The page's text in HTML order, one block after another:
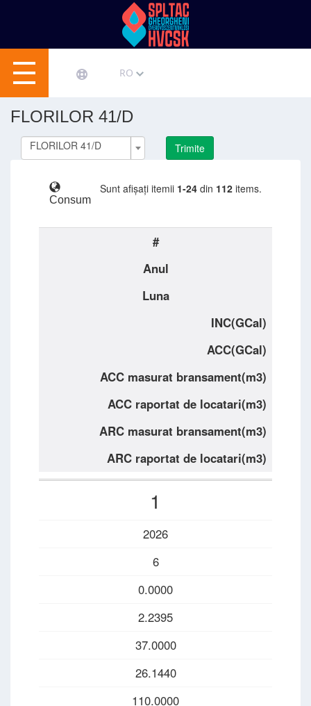
RO
FLORILOR 41/D
FLORILOR 41/D Trimite
Sunt afișați itemii 1-24 din 112 items.
Consum
#
Anul
Luna
INC(GCal)
ACC(GCal)
ACC masurat bransament(m3)
ACC raportat de locatari(m3)
ARC masurat bransament(m3)
ARC raportat de locatari(m3)
1
2026
6
0.0000
2.2395
37.0000
26.1440
110.0000